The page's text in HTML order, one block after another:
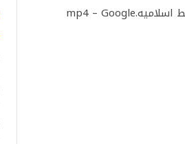
المادة: الدراسات الاسلامية القسم: الابتدائي الصف: ثاني / بنين المعلمة: نوف الجلعود عبر الرابط اسلاميه.mp4 – Google